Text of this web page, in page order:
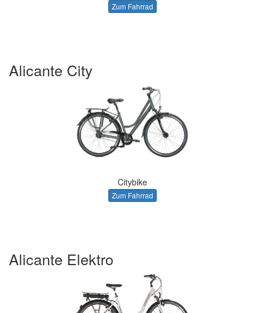
Zum Fahrrad
Alicante City
Citybike
Zum Fahrrad
Alicante Elektro